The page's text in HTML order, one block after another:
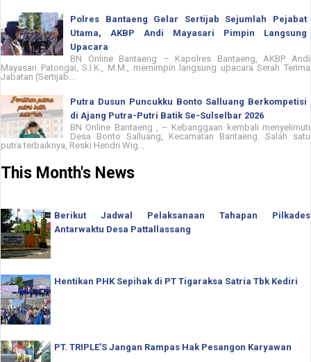
Polres Bantaeng Gelar Sertijab Sejumlah Pejabat
Utama, AKBP Andi Mayasari Pimpin Langsung
Upacara
BN Online Bantaeng – Kapolres Bantaeng, AKBP Andi
Mayasari Patongai, S.I.K., M.M., memimpin langsung upacara Serah Terima
Jabatan (Sertijab...
Putra Dusun Puncukku Bonto Salluang Berkompetisi
di Ajang Putra-Putri Batik Se-Sulselbar 2026
BN Online Bantaeng , – Kebanggaan kembali menyelimuti
Desa Bonto Salluang, Kecamatan Bantaeng. Salah satu
putra terbaiknya, Reski Hendri Wig...
This Month's News
Berikut Jadwal Pelaksanaan Tahapan Pilkades
Antarwaktu Desa Pattallassang
Hentikan PHK Sepihak di PT Tigaraksa Satria Tbk Kediri
PT. TRIPLE'S Jangan Rampas Hak Pesangon Karyawan